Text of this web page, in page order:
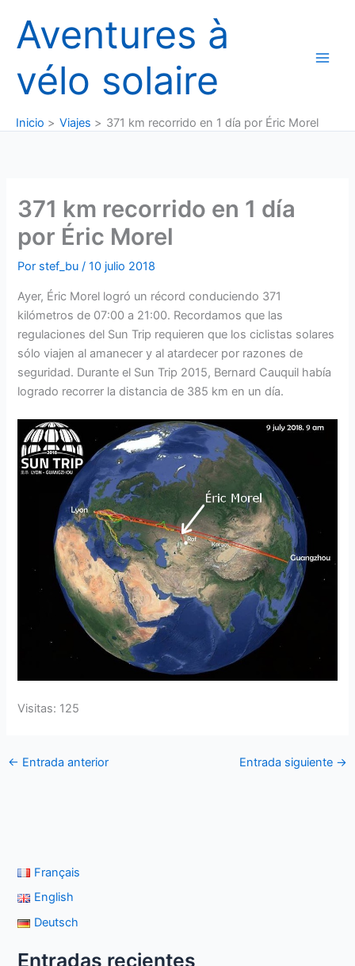
contenido
Aventures à
vélo solaire
Inicio Viajes 371 km recorrido en 1 día por Éric Morel
371 km recorrido en 1 día
por Éric Morel
Por stef_bu/10 julio 2018
Ayer, Éric Morel logró un récord conduciendo 371
kilómetros de 07:00 a 21:00. Recordamos que las
regulaciones del Sun Trip requieren que los ciclistas solares
sólo viajen al amanecer y al atardecer por razones de
seguridad. Durante el Sun Trip 2015, Bernard Cauquil había
logrado recorrer la distancia de 385 km en un día.
Visitas: 125
← Entrada anterior Entrada siguiente →
Français
English
Deutsch
Entradas recientes